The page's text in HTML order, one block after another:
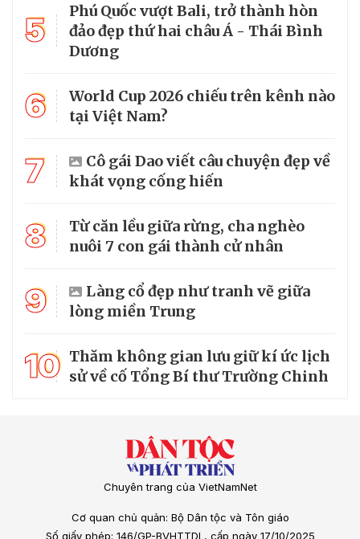
5
Phú Quốc vượt Bali, trở thành hòn
đảo đẹp thứ hai châu Á - Thái Bình
Dương
6
World Cup 2026 chiếu trên kênh nào
tại Việt Nam?
7
Cô gái Dao viết câu chuyện đẹp về
khát vọng cống hiến
8
Từ căn lều giữa rừng, cha nghèo
nuôi 7 con gái thành cử nhân
9
Làng cổ đẹp như tranh vẽ giữa
lòng miền Trung
10 Thăm không gian lưu giữ kí ức lịch
sử về cố Tổng Bí thư Trường Chinh
Chuyên trang của VietNamNet
Cơ quan chủ quản: Bộ Dân tộc và Tôn giáo
Số giấy phép: 146/GP-BVHTTDL, cấp ngày 17/10/2025